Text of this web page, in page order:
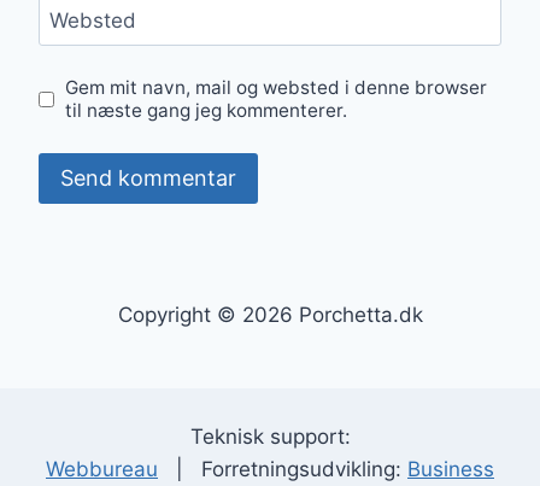
Websted
Gem mit navn, mail og websted i denne browser
til næste gang jeg kommenterer.
Copyright © 2026 Porchetta.dk
Teknisk support:
Webbureau | Forretningsudvikling: Business